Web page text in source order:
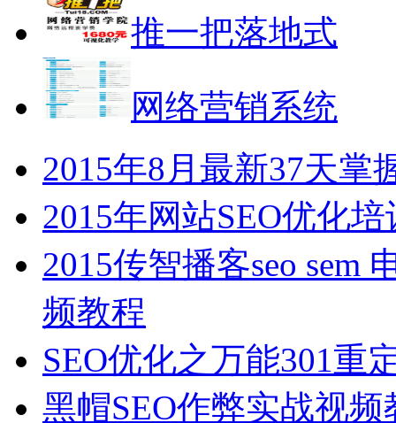
推一把落地式
网络营销系统
2015年8月最新37天掌
2015年网站SEO优化
2015传智播客seo sem
频教程
SEO优化之万能301重
黑帽SEO作弊实战视